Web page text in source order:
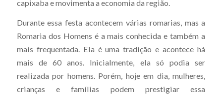
capixaba e movimenta a economia da região.
Durante essa festa acontecem várias romarias, mas a
Romaria dos Homens é a mais conhecida e também a
mais frequentada. Ela é uma tradição e acontece há
mais de 60 anos. Inicialmente, ela só podia ser
realizada por homens. Porém, hoje em dia, mulheres,
crianças e famílias podem prestigiar essa